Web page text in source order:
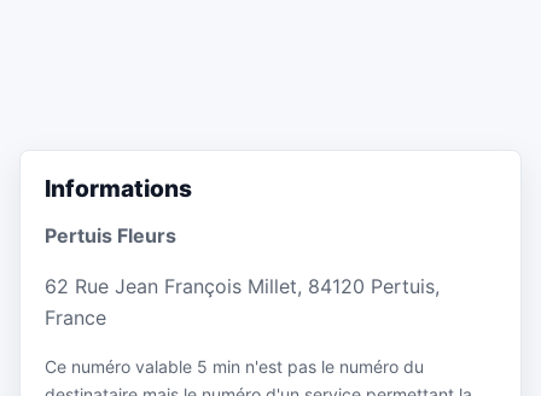
Informations
Pertuis Fleurs
62 Rue Jean François Millet, 84120 Pertuis,
France
Ce numéro valable 5 min n'est pas le numéro du